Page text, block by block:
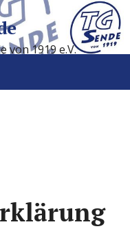
von 1919 e.V.